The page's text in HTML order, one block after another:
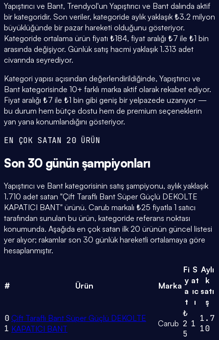
Yapıştırıcı ve Bant, Trendyol'un Yapıştırıcı ve Bant dalında aktif
bir kategoridir. Son veriler, kategoride aylık yaklaşık ₺3.2 milyon
büyüklüğünde bir pazar hareketi olduğunu gösteriyor.
Kategoride ortalama ürün fiyatı ₺184, fiyat aralığı ₺7 ile ₺1 bin
arasında değişiyor. Günlük satış hacmi yaklaşık 1.313 adet
civarında seyrediyor.
Kategori yapısı açısından değerlendirildiğinde, Yapıştırıcı ve
Bant kategorisinde 10+ farklı marka aktif olarak rekabet ediyor.
Fiyat aralığı ₺7 ile ₺1 bin gibi geniş bir yelpazede uzanıyor —
bu durum hem bütçe dostu hem de premium seçeneklerin
yan yana konumlandığını gösteriyor.
EN ÇOK SATAN 20 ÜRÜN
Son 30 günün şampiyonları
Yapıştırıcı ve Bant kategorisinin satış şampiyonu, aylık yaklaşık
1.710 adet satan "Çift Taraflı Bant Süper Güçlü DEKOLTE
KAPATICI BANT" ürünü. Carub markalı ₺25 fiyatla 1 satıcı
tarafından sunulan bu ürün, kategoride referans noktası
konumunda. Aşağıda en çok satan ilk 20 ürünün güncel listesi
yer alıyor; rakamlar son 30 günlük hareketli ortalamaya göre
hesaplanmıştır.
# Ürün Marka
Fi
y
a
t
S
at
ıc
ı
Aylı
k
satı
ş
0
1
Çift Taraflı Bant Süper Güçlü DEKOLTE
KAPATICI BANT
Carub
₺
2
5
1
1.7
10